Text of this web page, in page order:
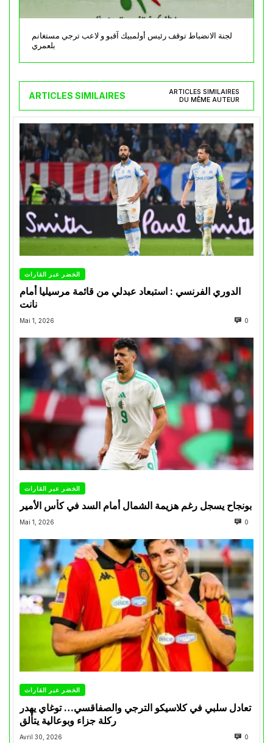
لجنة الانضباط توقف رئيس أولمبيك آقبو و لاعب ترجي مستغانم
بلعمري
ARTICLES SIMILAIRES
ARTICLES SIMILAIRES
DU MÊME AUTEUR
الخضر عبر القارات
الدوري الفرنسي : استبعاد عبدلي من قائمة مرسيليا أمام
نانت
Mai 1, 2026 0
الخضر عبر القارات
بونجاح يسجل رغم هزيمة الشمال أمام السد في كأس الأمير
Mai 1, 2026 0
الخضر عبر القارات
تعادل سلبي في كلاسيكو الترجي والصفاقسي… توغاي يهدر
ركلة جزاء وبوعالية يتألق
Avril 30, 2026 0